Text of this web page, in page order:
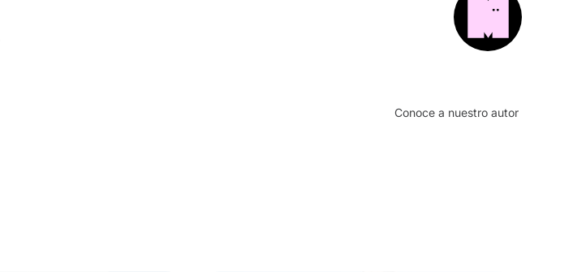
Conoce a nuestro autor